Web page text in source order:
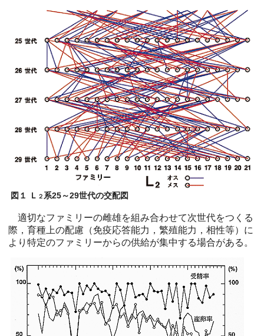
図１ Ｌ ２ 系25～29世代の交配図
適切なファミリーの雌雄を組み合わせて次世代をつくる
際，育種上の配慮（免疫応答能力，繁殖能力，相性等）に
より特定のファミリーからの供給が集中する場合がある。